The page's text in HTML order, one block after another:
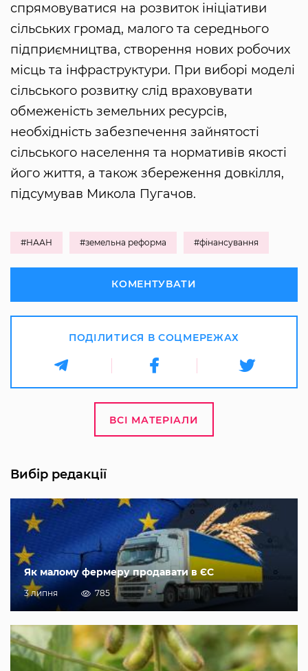
спрямовуватися на розвиток ініціативи
сільських громад, малого та середнього
підприємництва, створення нових робочих
місць та інфраструктури. При виборі моделі
сільського розвитку слід враховувати
обмеженість земельних ресурсів,
необхідність забезпечення зайнятості
сільського населення та нормативів якості
його життя, а також збереження довкілля,
підсумував Микола Пугачов.
#НААН #земельна реформа #фінансування
КОМЕНТУВАТИ
ПОДІЛИТИСЯ В СОЦМЕРЕЖАХ
ВСІ МАТЕРІАЛИ
Вибір редакції
Як малому фермеру продавати в ЄС
3 липня 785